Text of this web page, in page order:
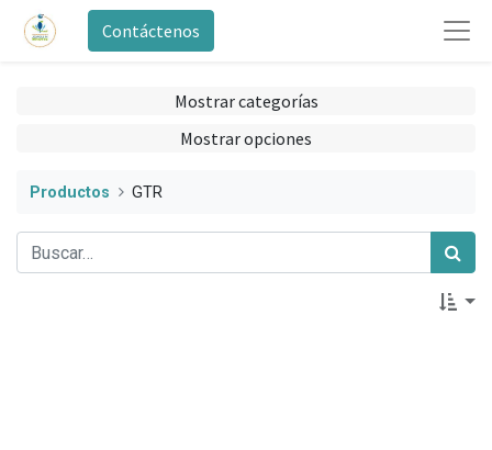
Contáctenos
Mostrar categorías
Mostrar opciones
Productos GTR